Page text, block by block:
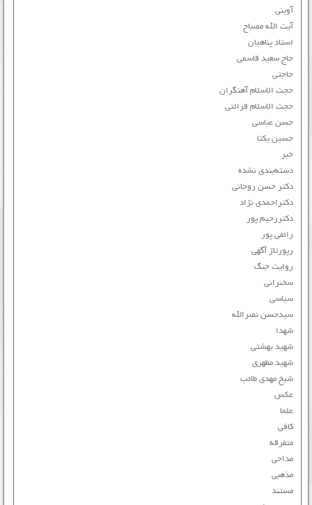
آوینی
آیت الله مصباح
استاد پناهیان
حاج سعید قاسمی
حاجتی
حجت الاسلام آهنگران
حجت الاسلام قرائتی
حسن عباسی
حسین یکتا
خبر
دسته‌بندی نشده
دکتر حسن روحانی
دکتراحمدی نژاد
دکتررحیم پور
رائفی پور
رپورتاژ آگهی
روایت جنگ
سخنرانی
سیاسی
سیدحسن نصرالله
شهدا
شهید بهشتی
شهید مطهری
شیخ مهدی طائب
عکس
علما
کافی
متفرقه
مداحی
مذهبی
مستند